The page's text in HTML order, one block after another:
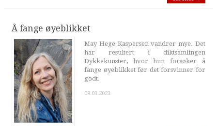
Å fange øyeblikket
May Hege Kaspersen vandrer mye. Det
har resultert i diktsamlingen
Dykkekunster, hvor hun forsøker å
fange øyeblikket før det forsvinner for
godt.
08.03.2023